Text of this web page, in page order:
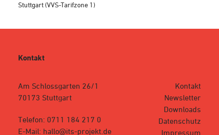
Stuttgart (VVS-Tarifzone 1)
Kontakt
Am Schlossgarten 26/1
70173 Stuttgart
Telefon: 0711 184 217 0
E-Mail: hallo@its-projekt.de
Kontakt
Newsletter
Downloads
Datenschutz
Impressum